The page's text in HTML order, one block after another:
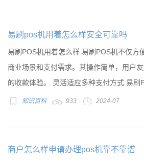
易刷pos机用着怎么样安全可靠吗
易刷POS机用着怎么样 易刷POS机不仅方
商业场景和支付需求。其操作简单，用户
的收款体验。 灵活适应多种支付方式 易刷
知识百科 933 2024-07
商户怎么样申请办理pos机靠不靠谱